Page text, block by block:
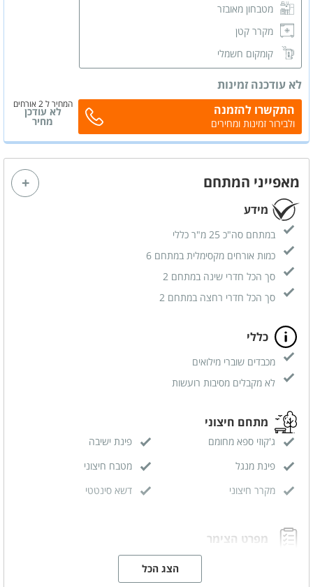
מטבחון מאובזר
מקרר קטן
קומקום חשמלי
מזגן
קומודה
חדר רחצה פרטי
המחיר ל 2 אורחים
לא עודכנה זמינות
לא עודכן
מחיר
התקשרו להזמנה
ולבירור זמינות ומחירים
מאפייני המתחם
מידע
במתחם סה"כ 25 מ"ר כללי
כמות אורחים מקסימלית במתחם 6
סך הכל חדרי שינה במתחם 2
סך הכל חדרי רחצה במתחם 2
כללי
מכבדים שוברי מילואים
לא מקבלים מסיבות רועשות
מתחם חיצוני
ג'קוזי ספא מחומם
פינת ישיבה
פינת מנגל
מטבח חיצוני
מקרר חיצוני
דשא סינטטי
מפרט הצימר
מטבחון מאובזר
מזגן
הצג הכל